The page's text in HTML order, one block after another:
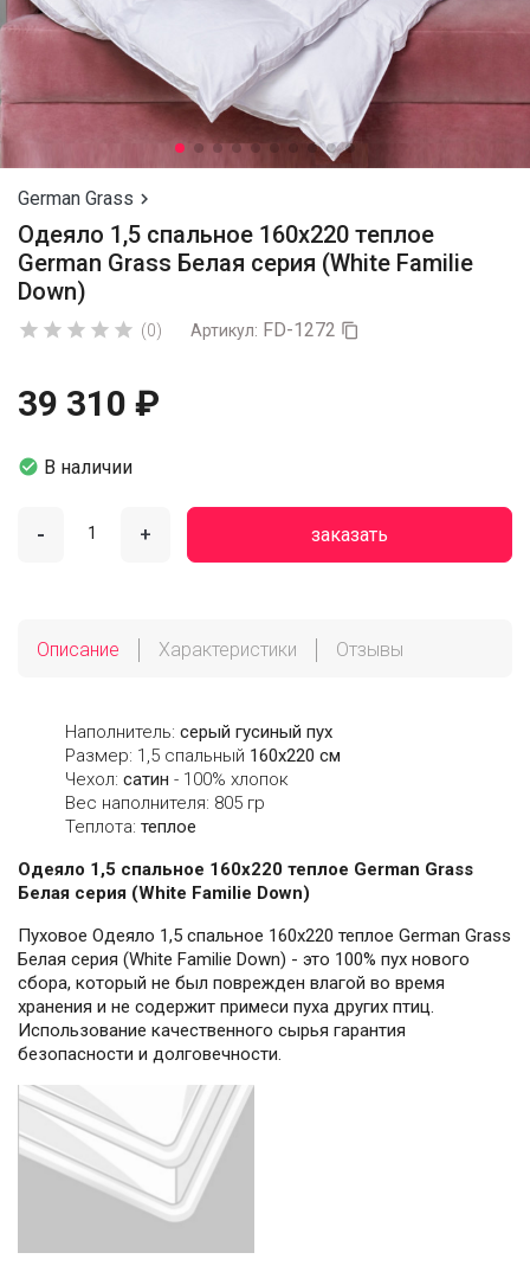
German Grass 
Одеяло 1,5 спальное 160х220 теплое
German Grass Белая серия (White Familie
Down)
     (0) Артикул: FD-1272 
39 310 ₽
 В наличии
- + заказать
Описание Характеристики Отзывы
Наполнитель: серый гусиный пух
Размер: 1,5 спальный 160х220 см
Чехол: сатин - 100% хлопок
Вес наполнителя: 805 гр
Теплота: теплое
Одеяло 1,5 спальное 160х220 теплое German Grass
Белая серия (White Familie Down)
Пуховое Одеяло 1,5 спальное 160х220 теплое German Grass
Белая серия (White Familie Down) - это 100% пух нового
сбора, который не был поврежден влагой во время
хранения и не содержит примеси пуха других птиц.
Использование качественного сырья гарантия
безопасности и долговечности.